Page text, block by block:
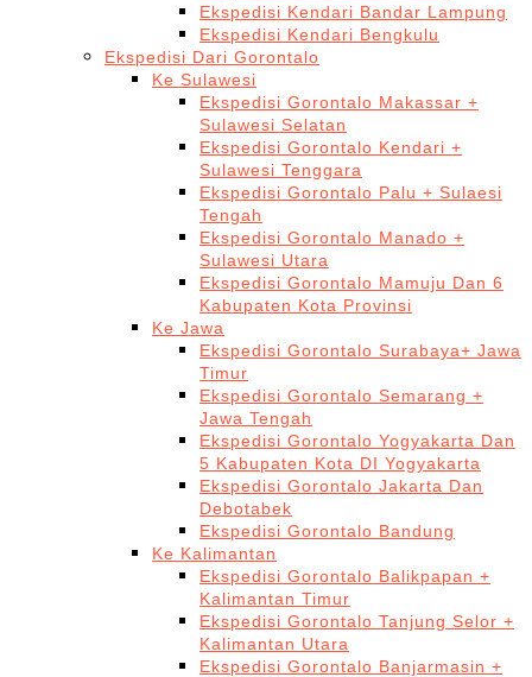
Ekspedisi Kendari Bandar Lampung
Ekspedisi Kendari Bengkulu
Ekspedisi Dari Gorontalo
Ke Sulawesi
Ekspedisi Gorontalo Makassar +
Sulawesi Selatan
Ekspedisi Gorontalo Kendari +
Sulawesi Tenggara
Ekspedisi Gorontalo Palu + Sulaesi
Tengah
Ekspedisi Gorontalo Manado +
Sulawesi Utara
Ekspedisi Gorontalo Mamuju Dan 6
Kabupaten Kota Provinsi
Ke Jawa
Ekspedisi Gorontalo Surabaya+ Jawa
Timur
Ekspedisi Gorontalo Semarang +
Jawa Tengah
Ekspedisi Gorontalo Yogyakarta Dan
5 Kabupaten Kota DI Yogyakarta
Ekspedisi Gorontalo Jakarta Dan
Debotabek
Ekspedisi Gorontalo Bandung
Ke Kalimantan
Ekspedisi Gorontalo Balikpapan +
Kalimantan Timur
Ekspedisi Gorontalo Tanjung Selor +
Kalimantan Utara
Ekspedisi Gorontalo Banjarmasin +